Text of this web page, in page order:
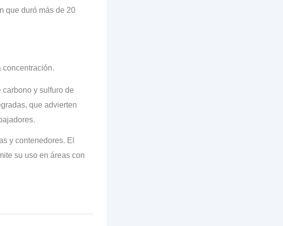
que duró más de 20
concentración.
y sulfuro de
que advierten
y contenedores. El
su uso en áreas con